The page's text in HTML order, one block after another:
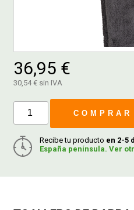
36,95 €
30,54 € sin IVA
COMPRAR
Recibe tu producto en 2-5
España península. Ver